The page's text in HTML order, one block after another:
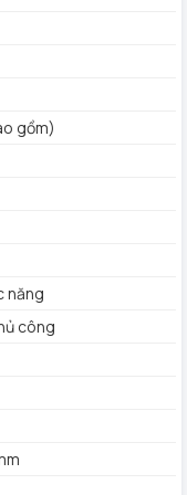
bao gồm)
năng
thủ công
3mm
A11RST chống nước
họ thắc mắc không
gồm)
năng
công